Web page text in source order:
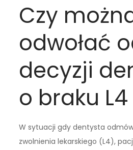
Czy
odwołać
decyzji
o braku L4
W sytuacji gdy dentysta
zwolnienia lekarskiego (L4),